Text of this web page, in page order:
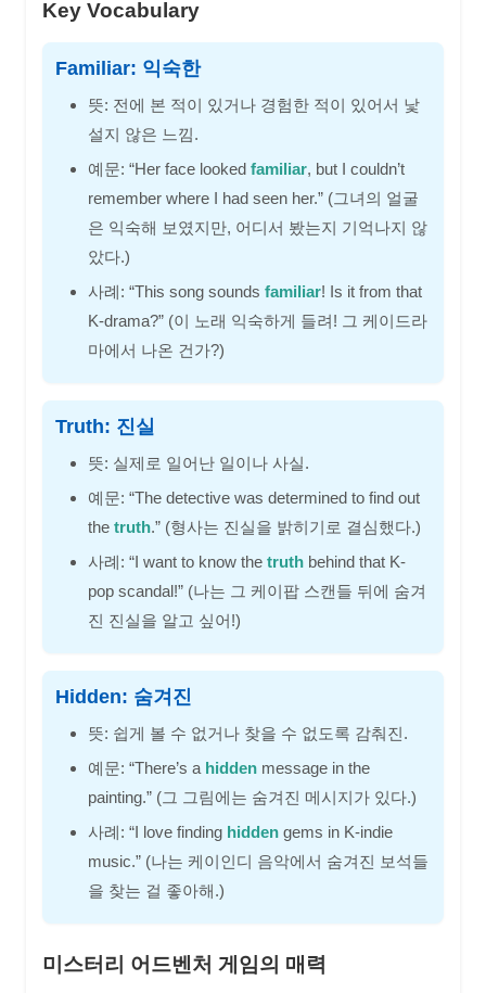
Key Vocabulary
Familiar: 익숙한
뜻: 전에 본 적이 있거나 경험한 적이 있어서 낯
설지 않은 느낌.
예문: “Her face looked familiar, but I couldn’t
remember where I had seen her.” (그녀의 얼굴
은 익숙해 보였지만, 어디서 봤는지 기억나지 않
았다.)
사례: “This song sounds familiar! Is it from that
K-drama?” (이 노래 익숙하게 들려! 그 케이드라
마에서 나온 건가?)
Truth: 진실
뜻: 실제로 일어난 일이나 사실.
예문: “The detective was determined to find out
the truth.” (형사는 진실을 밝히기로 결심했다.)
사례: “I want to know the truth behind that K-
pop scandal!” (나는 그 케이팝 스캔들 뒤에 숨겨
진 진실을 알고 싶어!)
Hidden: 숨겨진
뜻: 쉽게 볼 수 없거나 찾을 수 없도록 감춰진.
예문: “There’s a hidden message in the
painting.” (그 그림에는 숨겨진 메시지가 있다.)
사례: “I love finding hidden gems in K-indie
music.” (나는 케이인디 음악에서 숨겨진 보석들
을 찾는 걸 좋아해.)
미스터리 어드벤처 게임의 매력